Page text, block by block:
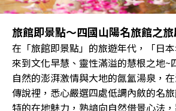
旅館即景點～四國山陽名旅館之
在「旅館即景點」的旅遊年代，「日
來到文化早慧、靈性滿溢的慧根之地~
自然的澎湃激情與大地的氤氳湯泉，
傳說裡，悉心嚴選四處低調內斂的名
特的在地魅力，熟諳向自然借景心法